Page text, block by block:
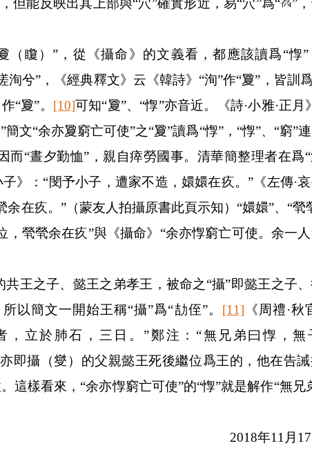
但能反映出其上部與“穴”確實形近，易“穴”爲“
”
（矎）”，從《攝命》的文義看，都應該讀爲“惸
兮”，《經典釋文》云《韓詩》“洵”作“夐”，皆訓爲
“夐”。 [10]可知“夐”、“惸”亦音近。《詩·小雅·正月
文“余亦夐窮亡可使”之“夐”讀爲“惸”，“惸”、“窮”
“晝夕勤恤”，親自瘁勞國事。清華簡整理者在爲
》：“閔予小子，遭家不造，嬛嬛在疚。”《左傳·
在疚。”（蒙友人拍攝原書此頁示知）“嬛嬛”、“煢
煢煢余在疚”與《攝命》“余亦惸窮亡可使。余一
王之子、懿王之弟孝王，被命之“攝”即懿王之子
以簡文一開始王稱“攝”爲“劼侄”。 [11] 《周禮·秋
立於肺石，三日。”鄭注：“無兄弟曰惸，無
即攝（燮）的父親懿王死後繼位爲王的，他在告
這樣看來，“余亦惸窮亡可使”的“惸”就是解作“無兄
2018年11 月 17